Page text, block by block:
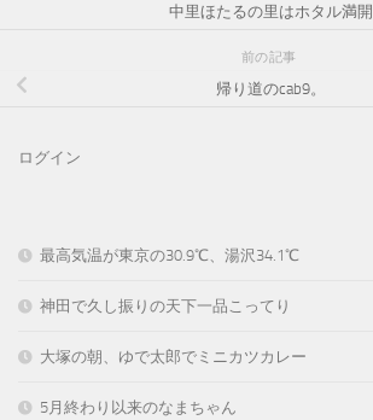
中里ほたるの里はホタル満開
前の記事
帰り道のcab9。
ログイン
最高気温が東京の30.9℃、湯沢34.1℃
神田で久し振りの天下一品こってり
大塚の朝、ゆで太郎でミニカツカレー
5月終わり以来のなまちゃん